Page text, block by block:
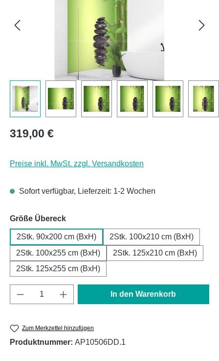
Regulärer Preis:
319,00 €
Preise inkl. MwSt. zzgl. Versandkosten
Sofort verfügbar, Lieferzeit: 1-2 Wochen
Größe Übereckauswählen
2Stk. 90x200 cm (BxH)
2Stk. 100x210 cm (BxH)
2Stk. 100x255 cm (BxH)
2Stk. 125x210 cm (BxH)
2Stk. 125x255 cm (BxH)
Produkt Anzahl: Gib den gewünschten
In den Warenkorb
Zum Merkzettel hinzufügen
Produktnummer: AP10506DD.1